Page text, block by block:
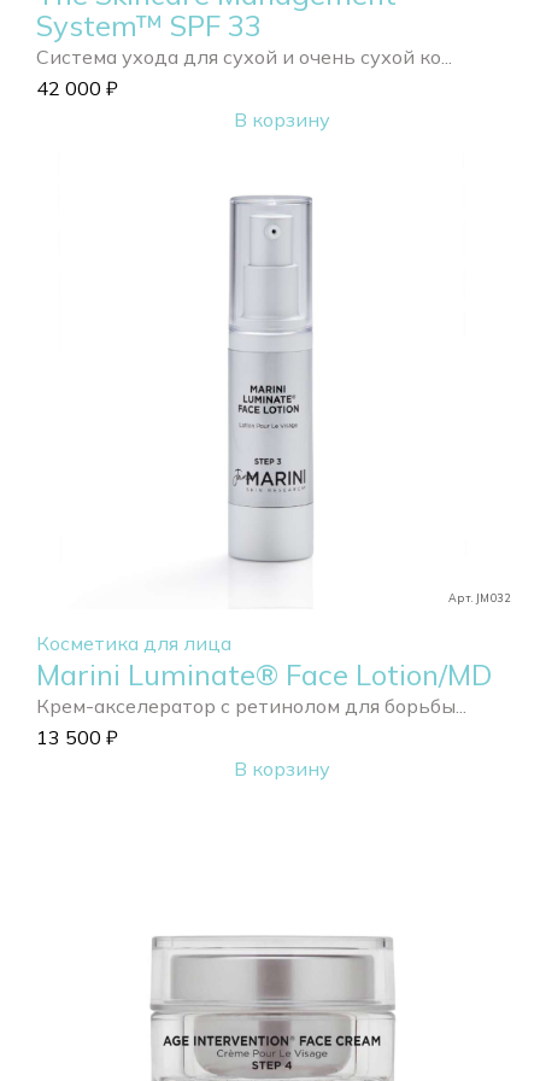
System™ SPF 33
Система ухода для сухой и очень сухой ко...
42 000 ₽
В корзину
Арт. JM032
Косметика для лица
Marini Luminate® Face Lotion/MD
Крем-акселератор с ретинолом для борьбы...
13 500 ₽
В корзину